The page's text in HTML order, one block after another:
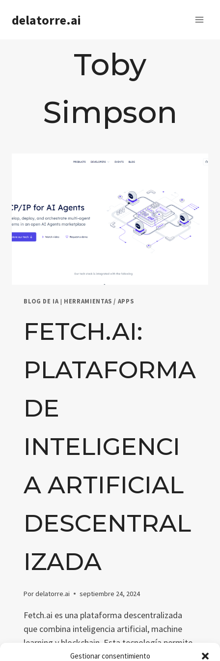
Gestionar consentimiento
delatorre.ai
Toby
Simpson
BLOG DE IA | HERRAMIENTAS / APPS
FETCH.AI:
PLATAFORMA
DE
INTELIGENCI
A ARTIFICIAL
DESCENTRAL
IZADA
Pordelatorre.ai septiembre 24, 2024
Fetch.ai es una plataforma descentralizada
que combina inteligencia artificial, machine
learning y blockchain. Esta tecnología permite
a los agentes autónomos optimizar procesos